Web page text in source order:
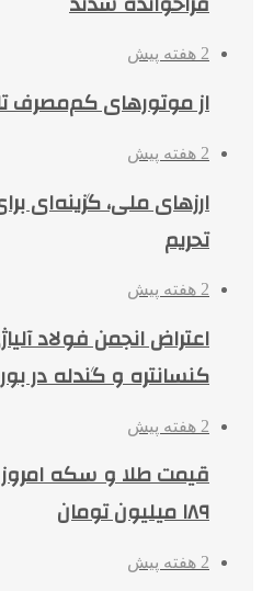
2 هفته پیش
از موتورهای کم‌مصرف
2 هفته پیش
ارزهای ملی، گزینه‌ای
تحریم
2 هفته پیش
اعتراض انجمن فولاد
کنسانتره و گندله در
2 هفته پیش
قیمت طلا و سکه امروز
۱۸۹ میلیون تومان
2 هفته پیش